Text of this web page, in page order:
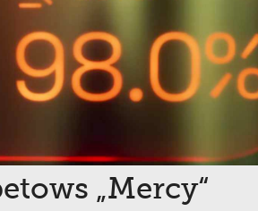
„Mercy“